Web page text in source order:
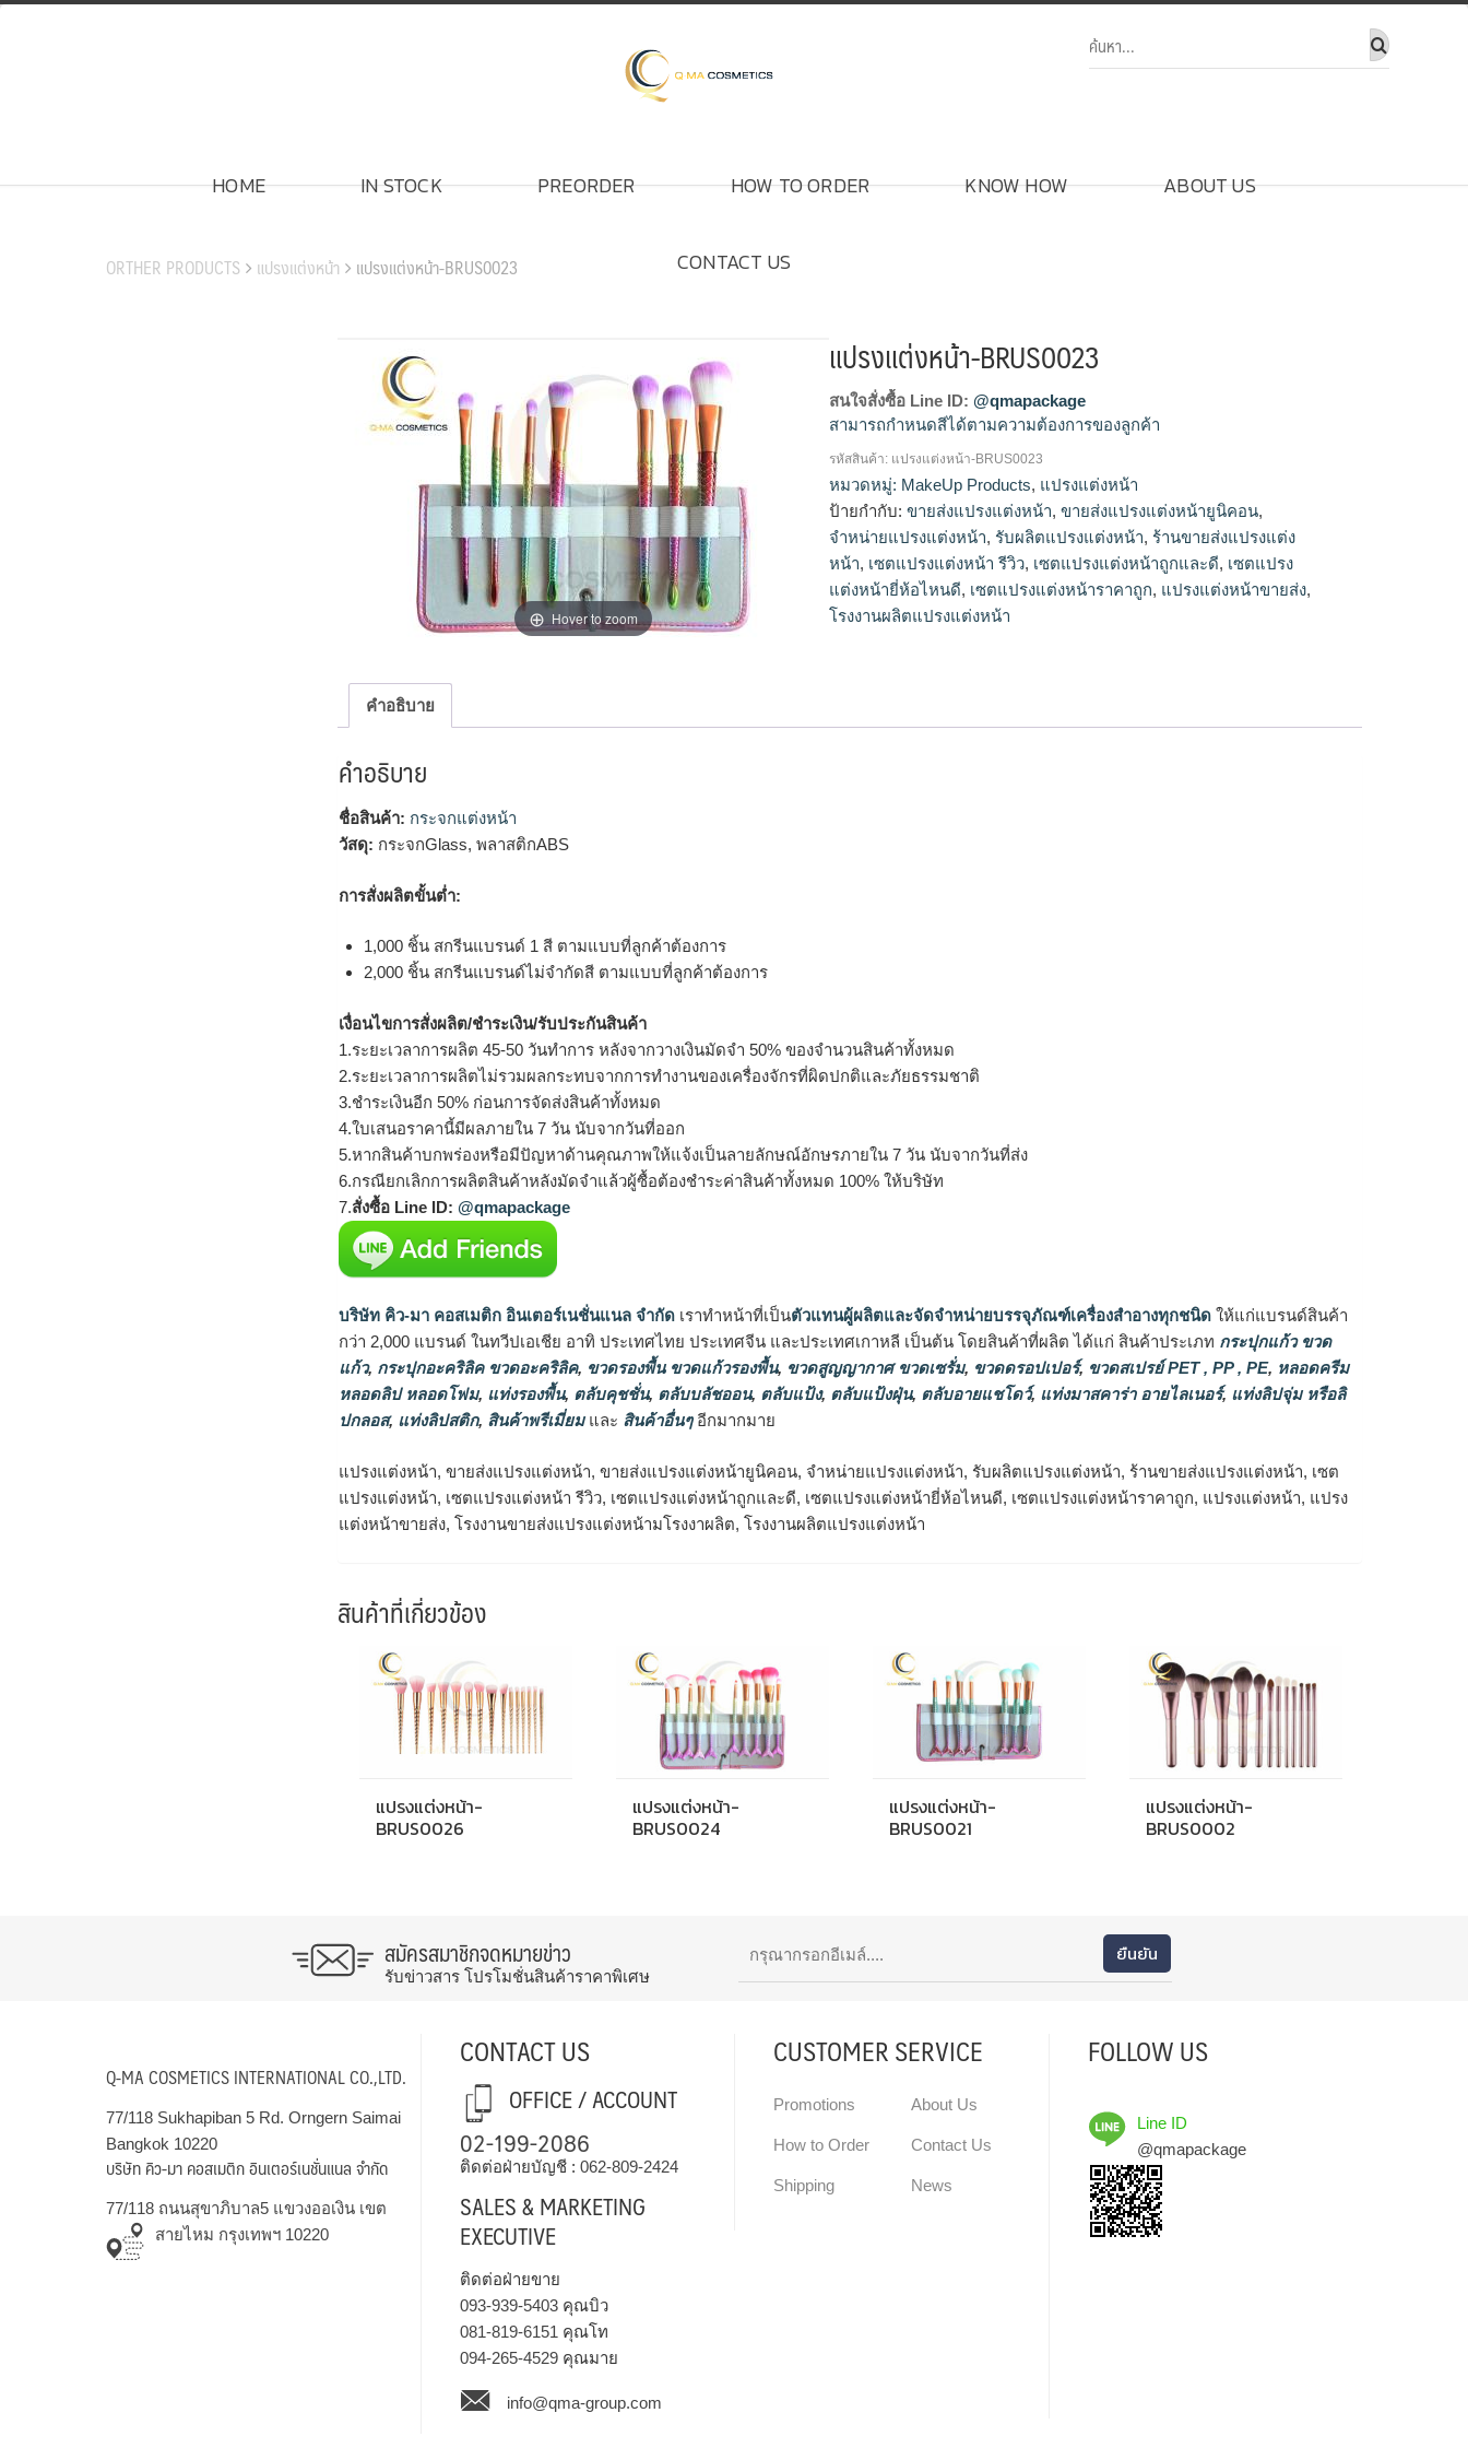
Skip
HOME IN STOCK PREORDER HOW TO ORDER KNOW HOW ABOUT US
CONTACT US
ORTHER PRODUCTS แปรงแต่งหน้า แปรงแต่งหน้า-BRUS0023
Hover to zoom
แปรงแต่งหน้า-BRUS0023
สนใจสั่งซื้อ Line ID: @qmapackage
สามารถกำหนดสีได้ตามความต้องการของลูกค้า
แปรงแต่งหน้า, ขายส่งแปรงแต่งหน้า, ขายส่งแปรงแต่งหน้ายูนิคอน,
จำหน่ายแปรงแต่งหน้า, รับผลิตแปรงแต่งหน้า, ร้านขายส่งแปรงแต่ง
หน้า, เซตแปรงแต่งหน้า, เซตแปรงแต่งหน้า รีวิว, เซตแปรงแต่งหน้าถูก
และดี, เซตแปรงแต่งหน้ายี่ห้อไหนดี, เซตแปรงแต่งหน้าราคาถูก, แปรง
แต่งหน้า, แปรงแต่งหน้าขายส่ง, โรงงานขายส่งแปรงแต่งหน้ามโรงงา
ผลิต, โรงงานผลิตแปรงแต่งหน้า
รหัสสินค้า: แปรงแต่งหน้า-BRUS0023
หมวดหมู่: MakeUp Products, แปรงแต่งหน้า
ป้ายกำกับ:ขายส่งแปรงแต่งหน้า,ขายส่งแปรงแต่งหน้ายูนิคอน,
จำหน่ายแปรงแต่งหน้า, รับผลิตแปรงแต่งหน้า, ร้านขายส่งแปรงแต่ง
หน้า, เซตแปรงแต่งหน้า รีวิว, เซตแปรงแต่งหน้าถูกและดี, เซตแปรง
แต่งหน้ายี่ห้อไหนดี, เซตแปรงแต่งหน้าราคาถูก, แปรงแต่งหน้าขายส่ง,
โรงงานผลิตแปรงแต่งหน้า
คำอธิบาย
คำอธิบาย
ชื่อสินค้า: กระจกแต่งหน้า
วัสดุ: กระจกGlass, พลาสติกABS
การสั่งผลิตขั้นต่ำ:
1,000 ชิ้น สกรีนแบรนด์ 1 สี ตามแบบที่ลูกค้าต้องการ
2,000 ชิ้น สกรีนแบรนด์ไม่จำกัดสี ตามแบบที่ลูกค้าต้องการ
เงื่อนไขการสั่งผลิต/ชำระเงิน/รับประกันสินค้า
1.ระยะเวลาการผลิต 45-50 วันทำการ หลังจากวางเงินมัดจำ 50% ของจำนวนสินค้าทั้งหมด
2.ระยะเวลาการผลิตไม่รวมผลกระทบจากการทำงานของเครื่องจักรที่ผิดปกติและภัยธรรมชาติ
3.ชำระเงินอีก 50% ก่อนการจัดส่งสินค้าทั้งหมด
4.ใบเสนอราคานี้มีผลภายใน 7 วัน นับจากวันที่ออก
5.หากสินค้าบกพร่องหรือมีปัญหาด้านคุณภาพให้แจ้งเป็นลายลักษณ์อักษรภายใน 7 วัน นับจากวันที่ส่ง
6.กรณียกเลิกการผลิตสินค้าหลังมัดจำแล้วผู้ซื้อต้องชำระค่าสินค้าทั้งหมด 100% ให้บริษัท
7.สั่งซื้อ Line ID: @qmapackage
บริษัท คิว-มา คอสเมติก อินเตอร์เนชั่นแนล จำกัด เราทำหน้าที่เป็นตัวแทนผู้ผลิตและจัดจำหน่ายบรรจุภัณฑ์เครื่องสำอางทุกชนิด ให้แก่แบรนด์สินค้า
กว่า 2,000 แบรนด์ ในทวีปเอเชีย อาทิ ประเทศไทย ประเทศจีน และประเทศเกาหลี เป็นต้น โดยสินค้าที่ผลิต ได้แก่ สินค้าประเภท กระปุกแก้ว ขวด
แก้ว, กระปุกอะคริลิค ขวดอะคริลิค, ขวดรองพื้น ขวดแก้วรองพื้น, ขวดสูญญากาศ ขวดเซรั่ม, ขวดดรอปเปอร์, ขวดสเปรย์ PET , PP , PE, หลอดครีม
หลอดลิป หลอดโฟม, แท่งรองพื้น, ตลับคุชชั่น, ตลับบลัชออน, ตลับแป้ง, ตลับแป้งฝุ่น, ตลับอายแชโดว์, แท่งมาสคาร่า อายไลเนอร์, แท่งลิปจุ่ม หรือลิ
ปกลอส, แท่งลิปสติก, สินค้าพรีเมี่ยมและ สินค้าอื่นๆอีกมากมาย
แปรงแต่งหน้า, ขายส่งแปรงแต่งหน้า, ขายส่งแปรงแต่งหน้ายูนิคอน, จำหน่ายแปรงแต่งหน้า, รับผลิตแปรงแต่งหน้า, ร้านขายส่งแปรงแต่งหน้า, เซต
แปรงแต่งหน้า, เซตแปรงแต่งหน้า รีวิว, เซตแปรงแต่งหน้าถูกและดี, เซตแปรงแต่งหน้ายี่ห้อไหนดี, เซตแปรงแต่งหน้าราคาถูก, แปรงแต่งหน้า, แปรง
แต่งหน้าขายส่ง, โรงงานขายส่งแปรงแต่งหน้ามโรงงาผลิต, โรงงานผลิตแปรงแต่งหน้า
สินค้าที่เกี่ยวข้อง
แปรงแต่งหน้า-
BRUS0026
แปรงแต่งหน้า-
BRUS0024
แปรงแต่งหน้า-
BRUS0021
แปรงแต่งหน้า-
BRUS0002
สมัครสมาชิกจดหมายข่าว
รับข่าวสาร โปรโมชั่นสินค้าราคาพิเศษ
Q-MA COSMETICS INTERNATIONAL CO.,LTD.
77/118 Sukhapiban 5 Rd. Orngern Saimai
Bangkok 10220
บริษัท คิว-มา คอสเมติก อินเตอร์เนชั่นแนล จำกัด
77/118 ถนนสุขาภิบาล5 แขวงออเงิน เขต
สายไหม กรุงเทพฯ 10220
CONTACT US
OFFICE / ACCOUNT
02-199-2086
ติดต่อฝ่ายบัญชี : 062-809-2424
SALES & MARKETING
EXECUTIVE
ติดต่อฝ่ายขาย
093-939-5403คุณบิว
081-819-6151 คุณโท
094-265-4529คุณมาย
info@qma-group.com
CUSTOMER SERVICE
Promotions
How to Order
Shipping
About Us
Contact Us
News
FOLLOW US
Line ID
@qmapackage